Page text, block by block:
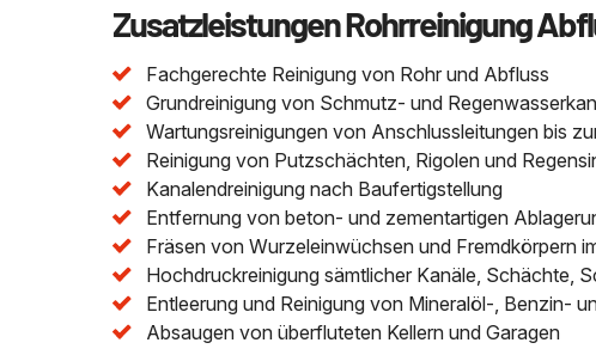
Zusatzleistungen Rohrreinigung
Fachgerechte Reinigung von Rohr und Abfluss
Grundreinigung von Schmutz- und
Wartungsreinigungen von Anschlussleitungen bis
Reinigung von Putzschächten, Rigolen und
Kanalendreinigung nach Baufertigstellung
Entfernung von beton- und zementartigen
Fräsen von Wurzeleinwüchsen und Fremdkörpern
Hochdruckreinigung sämtlicher Kanäle, Schächte,
Entleerung und Reinigung von Mineralöl-, Benzin-
Absaugen von überfluteten Kellern und Garagen